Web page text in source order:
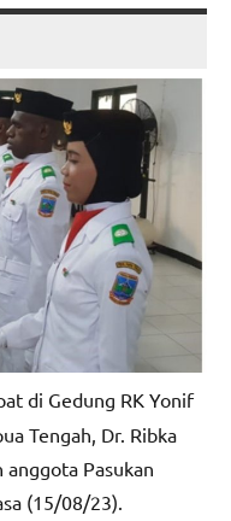
di Gedung RK Yonif
Tengah, Dr. Ribka
anggota Pasukan
(15/08/23).